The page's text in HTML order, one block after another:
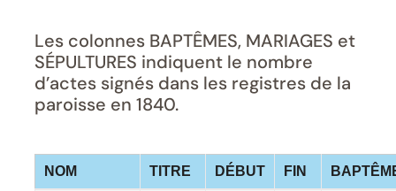
Les colonnes BAPTÊMES, MARIAGES et
SÉPULTURES indiquent le nombre
d’actes signés dans les registres de la
paroisse en 1840.
NOM TITRE DÉBUT FIN